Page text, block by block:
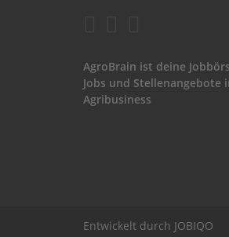
AgroBrain ist deine
Jobs und Stellenangebote
Agribusiness
Entwickelt durch JOBIQO